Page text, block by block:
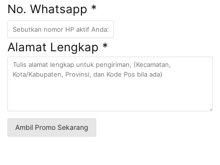
No. Whatsapp *
Alamat Lengkap *